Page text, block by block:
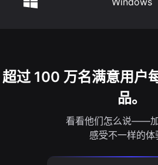
超过 100 万名满意用户
品。
看看他们怎么说——加
感受不一样的体